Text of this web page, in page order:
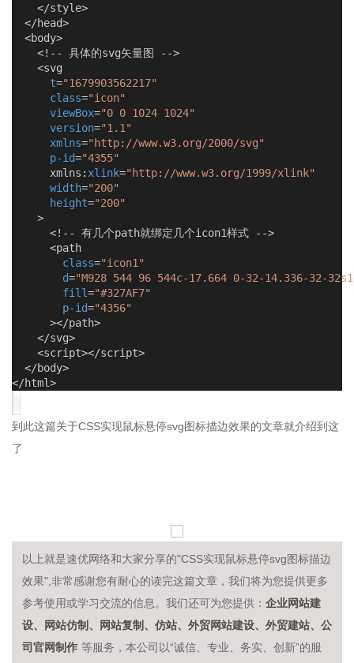
</style>
</head>
<body>
<!-- 具体的svg矢量图 -->
<svg
t="1679903562217"
class="icon"
viewBox="0 0 1024 1024"
version="1.1"
xmlns="http://www.w3.org/2000/svg"
p-id="4355"
xmlns: xlink="http://www.w3.org/1999/xlink"
width="200"
height="200"
>
<!-- 有几个path就绑定几个icon1样式 -->
<path
class="icon1"
d="M928 544 96 544c-17.664 0-32-14.336-32-
fill="#327AF7"
p-id="4356"
></path>
</svg>
<script></script>
</body>
</html>
到此这篇关于CSS实现鼠标悬停svg图标描边效果的文章就介绍到这
了
以上就是速优网络和大家分享的"CSS实现鼠标悬停svg图标描边
效果",非常感谢您有耐心的读完这篇文章，我们将为您提供更多
参考使用或学习交流的信息。我们还可为您提供： 企业网站建
设、网站仿制、网站复制、仿站、外贸网站建设、外贸建站、公
司官网制作 等服务，本公司以“诚信、专业、务实、创新”的服